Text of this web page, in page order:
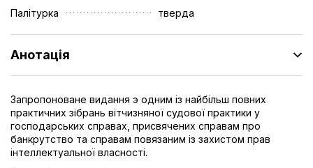
Палітурка
тверда
Анотація
Запропоноване видання э одним із найбільш повних
практичних зібрань вітчизняної судової практики у
господарських справах, присвячених справам про
банкрутство та справам повязаним із захистом прав
інтеллектуальної власності.